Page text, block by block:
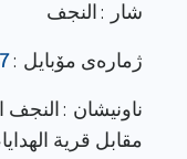
شار : النجف
ژماره‌ی مۆبایل :
ناونيشان :
مقابل قرية